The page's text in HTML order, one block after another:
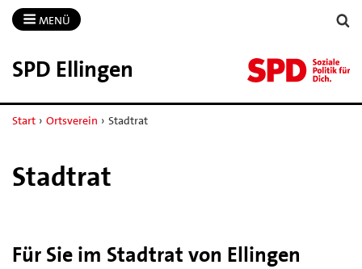
MENÜ
SPD Ellingen
Start › Ortsverein › Stadtrat
Stadtrat
Für Sie im Stadtrat von Ellingen